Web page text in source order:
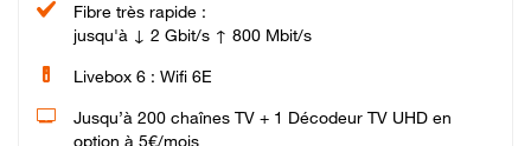
Fibre très rapide :
jusqu'à ↓ 2 Gbit/s ↑ 800 Mbit/s
Livebox 6 : Wifi 6E
Jusqu’à 200 chaînes TV + 1 Décodeur TV UHD en
option à 5€/mois